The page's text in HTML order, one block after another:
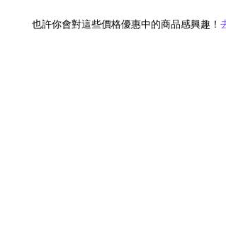
也許你會對這些價格優惠中的商品感興趣！